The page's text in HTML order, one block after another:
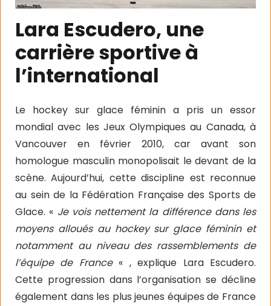
Lara Escudero, une
carrière sportive à
l’international
Le hockey sur glace féminin a pris un essor
mondial avec les Jeux Olympiques au Canada, à
Vancouver en février 2010, car avant son
homologue masculin monopolisait le devant de la
scène. Aujourd’hui, cette discipline est reconnue
au sein de la Fédération Française des Sports de
Glace. « Je vois nettement la différence dans les
moyens alloués au hockey sur glace féminin et
notamment au niveau des rassemblements de
l’équipe de France« , explique Lara Escudero.
Cette progression dans l’organisation se décline
également dans les plus jeunes équipes de France